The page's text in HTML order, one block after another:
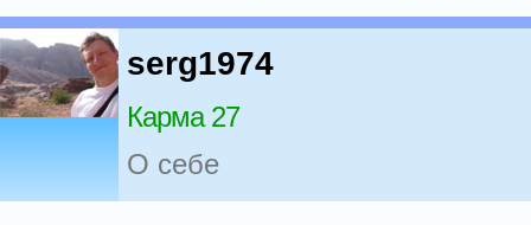
serg1974
Карма 27
О себе